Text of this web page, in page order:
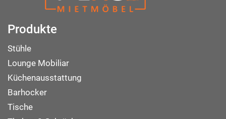
Produkte
Stühle
Lounge Mobiliar
Küchenausstattung
Barhocker
Tische